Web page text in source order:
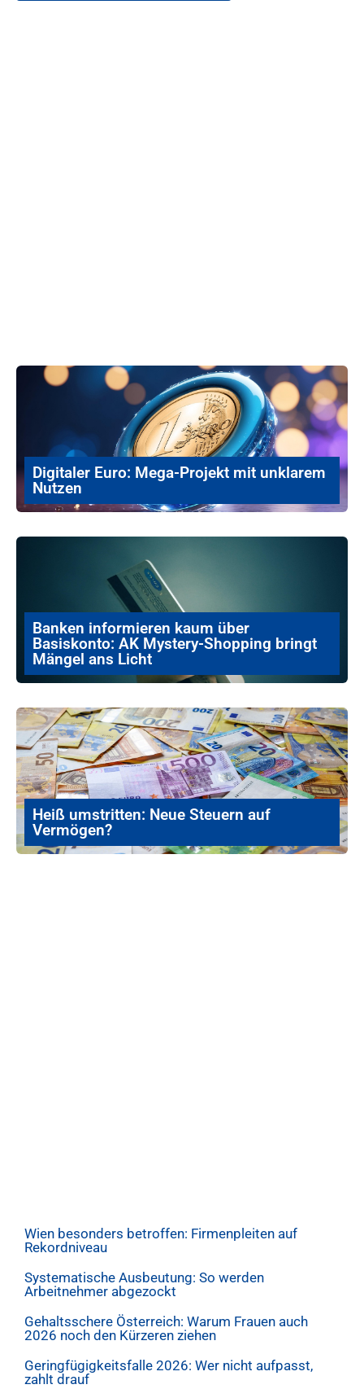
Digitaler Euro: Mega-Projekt mit unklarem
Nutzen
Banken informieren kaum über
Basiskonto: AK Mystery-Shopping bringt
Mängel ans Licht
Heiß umstritten: Neue Steuern auf
Vermögen?
Wien besonders betroffen: Firmenpleiten auf
Rekordniveau
Systematische Ausbeutung: So werden
Arbeitnehmer abgezockt
Gehaltsschere Österreich: Warum Frauen auch
2026 noch den Kürzeren ziehen
Geringfügigkeitsfalle 2026: Wer nicht aufpasst,
zahlt drauf